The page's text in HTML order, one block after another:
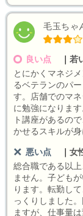
毛玉ちゃ
良い点
若
とにかくマネジ
るベテランのパ
す。店舗でのマ
に勉強になりま
ト講座があるの
かせるスキルが身
悪い点
女
総合職である以
ません。子ども
ります。転勤し
っくりしました
ますが、仕事量